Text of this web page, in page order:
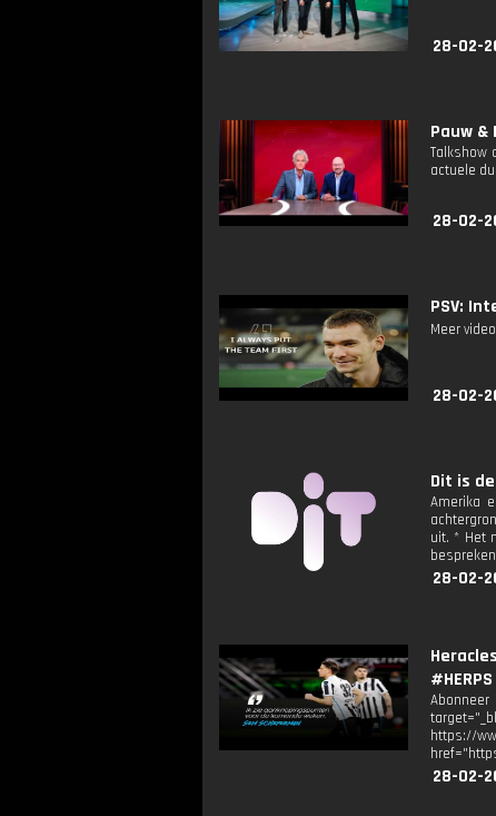
28-02-
Pauw &
Talkshow
actuele
28-02-
PSV:
Meer
28-02-
Dit is
Amerika
uit. * Het
28-02-
#HERPS
https://
28-02-